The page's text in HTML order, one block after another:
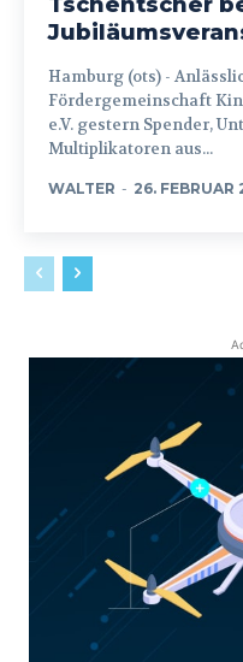
Hamburg (ots) - Anlässlich ihres 50. Jubiläums lud die
Fördergemeinschaft
e.V. gestern Spender,
Multiplikatoren aus...
WALTER - 26. FEBRUAR